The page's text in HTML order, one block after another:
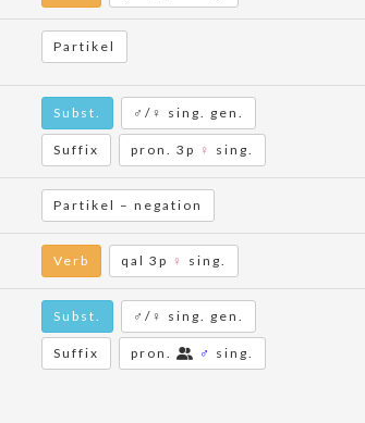
Partikel
Subst. ♂/♀ sing. gen.
Suffix pron. 3p ♀ sing.
Partikel – negation
Verb qal 3p ♀ sing.
Subst. ♂/♀ sing. gen.
Suffix pron. ♂ sing.